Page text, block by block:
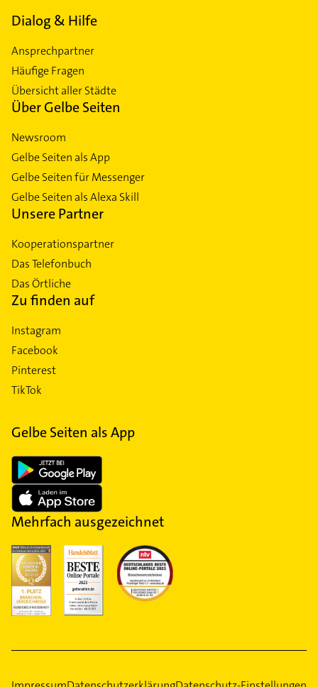
Dialog & Hilfe
Ansprechpartner
Häufige Fragen
Übersicht aller Städte
Über Gelbe Seiten
Newsroom
Gelbe Seiten als App
Gelbe Seiten für Messenger
Gelbe Seiten als Alexa Skill
Unsere Partner
Kooperationspartner
Das Telefonbuch
Das Örtliche
Zu finden auf
Instagram
Facebook
Pinterest
TikTok
Gelbe Seiten als App
Mehrfach ausgezeichnet